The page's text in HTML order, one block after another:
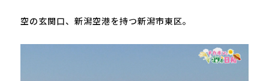
空の玄関口、新潟空港を持つ新潟市東区。